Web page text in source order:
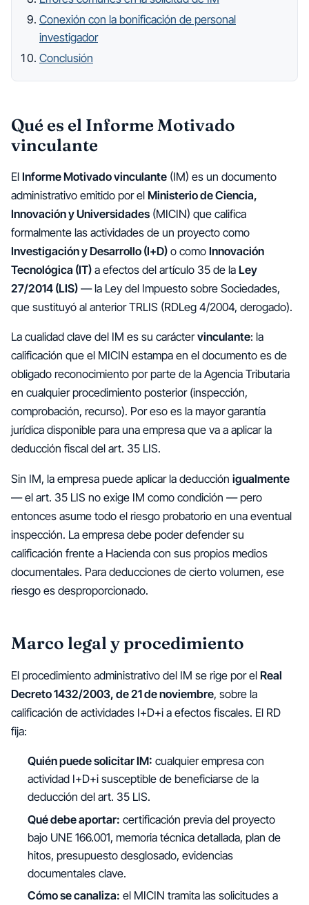
Conexión con la bonificación de personal
investigador
Conclusión
Qué es el Informe Motivado
vinculante
El Informe Motivado vinculante (IM) es un documento
administrativo emitido por el Ministerio de Ciencia,
Innovación y Universidades (MICIN) que califica
formalmente las actividades de un proyecto como
Investigación y Desarrollo (I+D) o como Innovación
Tecnológica (IT) a efectos del artículo 35 de la Ley
27/2014 (LIS) — la Ley del Impuesto sobre Sociedades,
que sustituyó al anterior TRLIS (RDLeg 4/2004, derogado).
La cualidad clave del IM es su caráctervinculante: la
calificación que el MICIN estampa en el documento es de
obligado reconocimiento por parte de la Agencia Tributaria
en cualquier procedimiento posterior (inspección,
comprobación, recurso). Por eso es la mayor garantía
jurídica disponible para una empresa que va a aplicar la
deducción fiscal del art. 35 LIS.
Sin IM, la empresa puede aplicar la deducción igualmente
— el art. 35 LIS no exige IM como condición — pero
entonces asume todo el riesgo probatorio en una eventual
inspección. La empresa debe poder defender su
calificación frente a Hacienda con sus propios medios
documentales. Para deducciones de cierto volumen, ese
riesgo es desproporcionado.
Marco legal y procedimiento
El procedimiento administrativo del IM se rige por el Real
Decreto 1432/2003, de 21 de noviembre, sobre la
calificación de actividades I+D+i a efectos fiscales. El RD
fija:
Quién puede solicitar IM: cualquier empresa con
actividad I+D+i susceptible de beneficiarse de la
deducción del art. 35 LIS.
Qué debe aportar: certificación previa del proyecto
bajo UNE 166.001, memoria técnica detallada, plan de
hitos, presupuesto desglosado, evidencias
documentales clave.
Cómo se canaliza: el MICIN tramita las solicitudes a